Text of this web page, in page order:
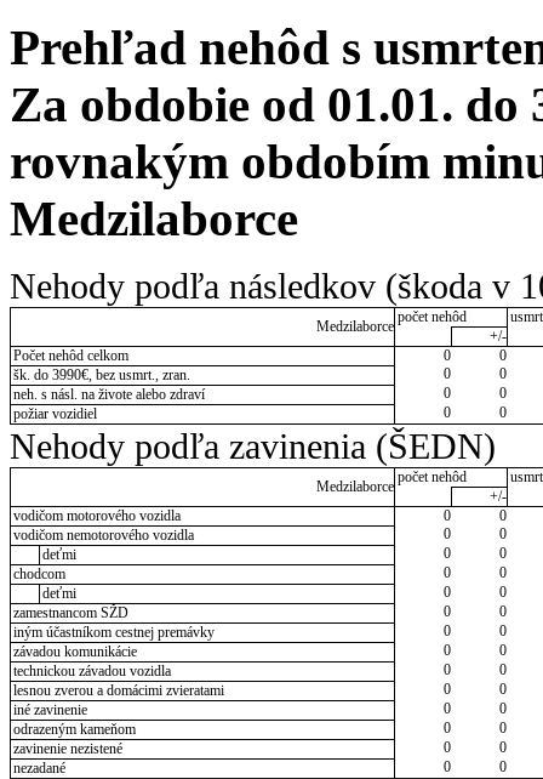
Prehľad nehôd s
Za obdobie od 01.01. do
rovnakým obdobím
Medzilaborce
Nehody podľa následkov (škoda v
Medzilaborce
počet nehôd
+/-
Počet nehôd celkom
0
0
šk. do 3990€, bez usmrt., zran.
0
0
neh. s násl. na živote alebo zdraví
0
0
požiar vozidiel
0 0
Nehody podľa zavinenia (ŠEDN)
Medzilaborce
počet nehôd
+/-
vodičom motorového vozidla
0
0
vodičom nemotorového vozidla
0
0
deťmi
0
0
chodcom
0
0
deťmi
0
0
zamestnancom SŽD
0
0
iným účastníkom cestnej premávky
0
0
závadou komunikácie
0
0
technickou závadou vozidla
0
0
lesnou zverou a domácimi zvieratami
0
0
iné zavinenie
0
0
odrazeným kameňom
0
0
zavinenie nezistené
0
0
nezadané
0 0